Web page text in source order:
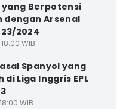
yang Berpotensi
dengan Arsenal
2024
WIB
Spanyol yang
di Liga Inggris EPL
WIB